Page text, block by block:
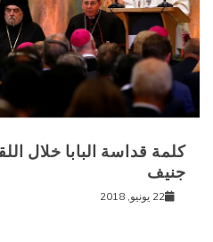
كلمة قداسة البابا خلال
جنيف
22 يونيو, 2018